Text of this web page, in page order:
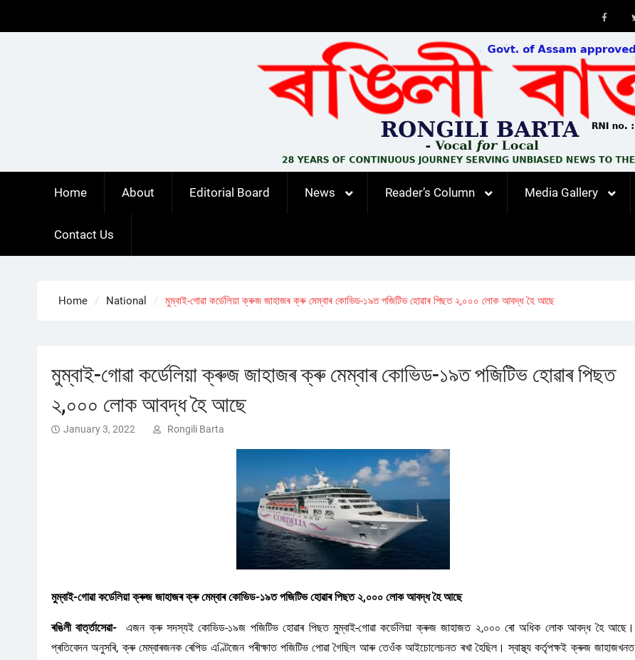
Home About Editorial Board News Reader’s Column Media Gallery
Contact Us
Home National মুম্বাই-গোৱা কৰ্ডেলিয়া ক্ৰুজ জাহাজৰ ক্ৰু মেম্বাৰ কোভিড-১৯ত পজিটিভ হোৱাৰ পিছত ২,০০০ লোক আবদ্ধ হৈ আছে
মুম্বাই-গোৱা কৰ্ডেলিয়া ক্ৰুজ জাহাজৰ ক্ৰু মেম্বাৰ কোভিড-১৯ত পজিটিভ হোৱাৰ পিছত
২,০০০ লোক আবদ্ধ হৈ আছে
January 3, 2022 Rongili Barta
মুম্বাই-গোৱা কৰ্ডেলিয়া ক্ৰুজ জাহাজৰ ক্ৰু মেম্বাৰ কোভিড-১৯ত পজিটিভ হোৱাৰ পিছত ২,০০০ লোক আবদ্ধ হৈ আছে
ৰঙিলী বাৰ্ত্তাসেৱা- এজন ক্ৰু সদস্যই কোভিড-১৯জ পজিটিভ হোৱাৰ পিছত মুম্বাই-গোৱা কৰ্ডেলিয়া ক্ৰুজ জাহাজত ২,০০০ ৰো অধিক লোক আবদ্ধ হৈ আছে।
প্ৰতিবেদন অনুসৰি, ক্ৰু মেম্বাৰজনক ৰেপিড এণ্টিজেন পৰীক্ষাত পজিটিভ পোৱা গৈছিল আৰু তেওঁক আইচোলেচনত ৰখা হৈছিল। স্বাস্থ্য কৰ্তৃপক্ষই ক্ৰুজ জাহাজখনত